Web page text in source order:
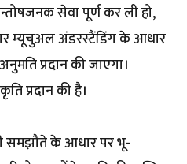
सेवा पूर्ण कर ली हो,
म्यूचुअल अंडरस्टैंडिंग के आधार
प्रदान की जाएगा।
प्रदान की है।
समझौते के आधार पर भू-